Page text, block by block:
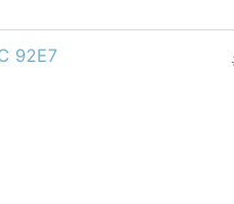
92E7